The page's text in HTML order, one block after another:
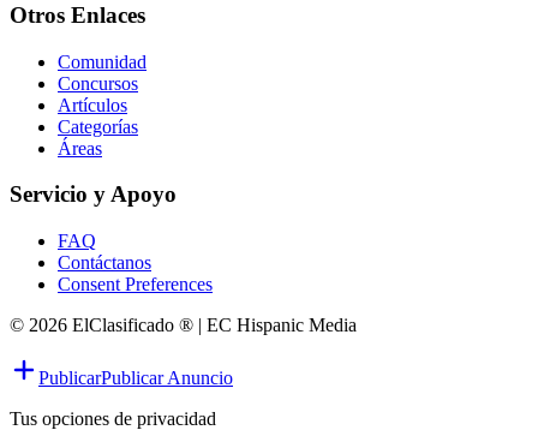
Otros Enlaces
Comunidad
Concursos
Artículos
Categorías
Áreas
Servicio y Apoyo
FAQ
Contáctanos
Consent Preferences
© 2026 ElClasificado ® | EC Hispanic Media
PublicarPublicar Anuncio
Tus opciones de privacidad